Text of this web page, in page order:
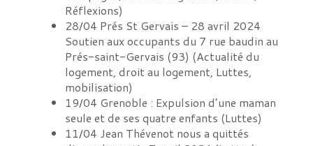
Réflexions)
28/04 Prés St Gervais – 28 avril 2024
Soutien aux occupants du 7 rue baudin au
Prés-saint-Gervais (93) (Actualité du
logement, droit au logement, Luttes,
mobilisation)
19/04 Grenoble : Expulsion d’une maman
seule et de ses quatre enfants (Luttes)
11/04 Jean Thévenot nous a quittés